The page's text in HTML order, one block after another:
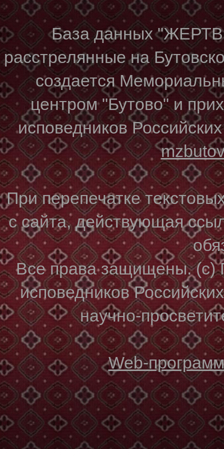
База данных
расстрелянные на
создается
центром "Бутово" и
исповедников
При перепечатке
с сайта, действующая
Все права защищены. (с)
исповедников
научно-
Web-